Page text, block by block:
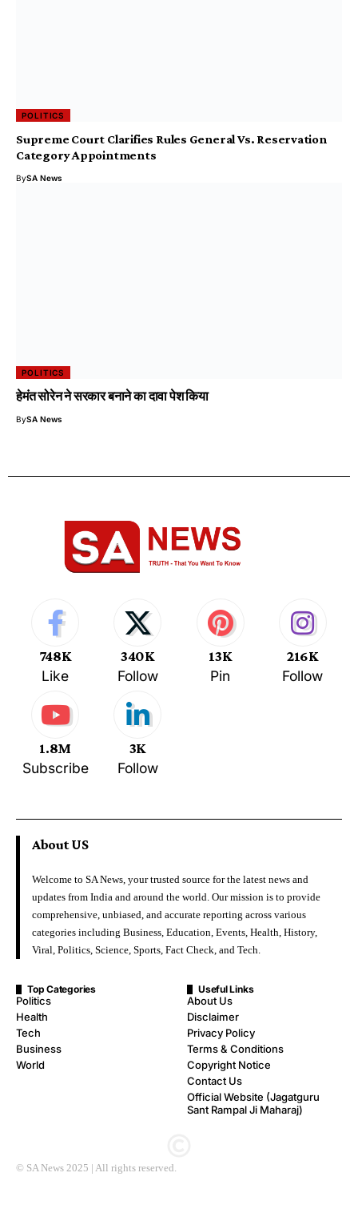
POLITICS
Supreme Court Clarifies Rules General Vs. Reservation
Category Appointments
BySA News
POLITICS
हेमंत सोरेन ने सरकार बनाने का दावा पेश किया
BySA News
748K
Like
340K
Follow
13K
Pin
216K
Follow
1.8M
Subscribe
3K
Follow
About US
Welcome to SA News, your trusted source for the latest news and
updates from India and around the world. Our mission is to provide
comprehensive, unbiased, and accurate reporting across various
categories including Business, Education, Events, Health, History,
Viral, Politics, Science, Sports, Fact Check, and Tech.
Top Categories
Politics
Health
Tech
Business
World
Useful Links
About Us
Disclaimer
Privacy Policy
Terms & Conditions
Copyright Notice
Contact Us
Official Website (Jagatguru
Sant Rampal Ji Maharaj)
© SA News 2025 | All rights reserved.